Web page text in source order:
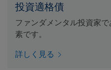
投資適格債
ファンダメンタル投資家
素です。
詳しく見る